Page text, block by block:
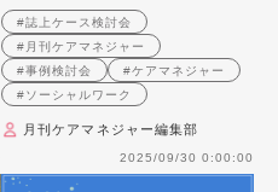
利用者とどうかかわるべきなの
か （2007年9月号掲載）
#誌上ケース検討会
#月刊ケアマネジャー
#事例検討会
#ケアマネジャー
#ソーシャルワーク
月刊ケアマネジャー編集部
2025/09/30 0:00:00